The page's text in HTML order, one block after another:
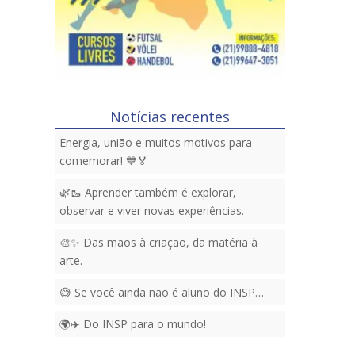
Notícias recentes
Energia, união e muitos motivos para
comemorar! 💙🏅
🌿🥾 Aprender também é explorar,
observar e viver novas experiências.
🎨✨ Das mãos à criação, da matéria à
arte.
😅 Se você ainda não é aluno do INSP…
🌍✈️ Do INSP para o mundo!